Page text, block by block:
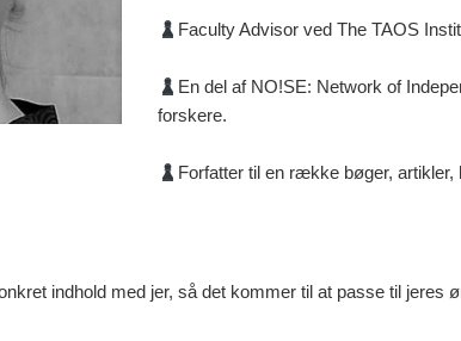
Faculty Advisor ved The TAOS
En del af NO!SE: Network of
forskere.
Forfatter til en række bøger,
indhold med jer, så det kommer til at passe til jeres